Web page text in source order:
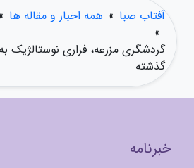
آفتاب صبا » همه اخبار و مقاله ها »
»
گردشگری مزرعه، فراری نوستالژیک
گذشته
خبرنامه